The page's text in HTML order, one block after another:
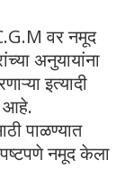
वर नमूद
अनुयायांना
इत्यादी
आहे.
पाळण्यात
नमूद केला